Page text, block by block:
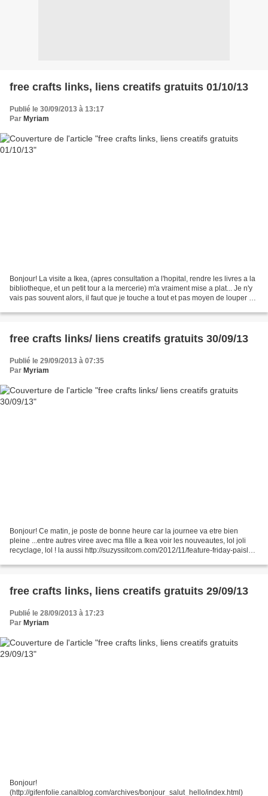
free crafts links, liens creatifs gratuits 01/10/13
Publié le 30/09/2013 à 13:17
Par Myriam
Bonjour! La visite a Ikea, (apres consultation a l'hopital, rendre les livres a la
bibliotheque, et un petit tour a la mercerie) m'a vraiment mise a plat... Je n'y
vais pas souvent alors, il faut que je touche a tout et pas moyen de louper un
free crafts links/ liens creatifs gratuits 30/09/13
Publié le 29/09/2013 à 07:35
Par Myriam
Bonjour! Ce matin, je poste de bonne heure car la journee va etre bien
pleine ...entre autres viree avec ma fille a Ikea voir les nouveautes, lol joli
recyclage, lol ! la aussi http://suzyssitcom.com/2012/11/feature-friday-paisley-
free crafts links, liens creatifs gratuits 29/09/13
Publié le 28/09/2013 à 17:23
Par Myriam
Bonjour!
(http://gifenfolie.canalblog.com/archives/bonjour_salut_hello/index.html)